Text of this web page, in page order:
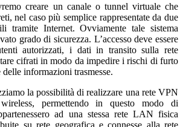
creare un canale o tunnel virtuale che
nel caso più semplice rappresentate da due
tramite Internet. Ovviamente tale sistema
grado di sicurezza. L’accesso deve essere
autorizzati, i dati in transito sulla rete
cifrati in modo da impedire i rischi di furto
informazioni trasmesse.
la possibilità di realizzare una rete VPN
permettendo in questo modo di
ad una stessa rete LAN fisica
su rete geografica e connesse alla rete